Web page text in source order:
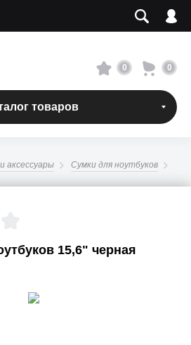
0 0
товаров
аксессуары Сумки для ноутбуков
15,6" черная